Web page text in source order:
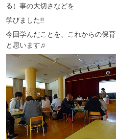
る）事の大切さなどを
学びました!!
今回学んだことを、これからの保
と思います♫